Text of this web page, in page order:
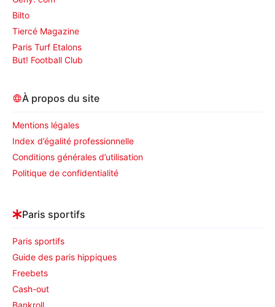
Bilto
Tiercé Magazine
Paris Turf Etalons
But! Football Club
À propos du site
Mentions légales
Index d’égalité professionnelle
Conditions générales d’utilisation
Politique de confidentialité
Paris sportifs
Paris sportifs
Guide des paris hippiques
Freebets
Cash-out